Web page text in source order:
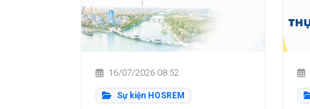
16/07/2026 08:52
Sự kiện HOSREM